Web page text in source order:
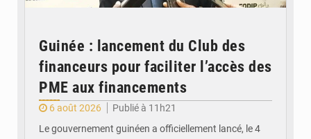
Guinée : lancement du Club des
financeurs pour faciliter l’accès des
PME aux financements
6 août 2026
Publié à 11h21
Le gouvernement guinéen a officiellement lancé, le 4